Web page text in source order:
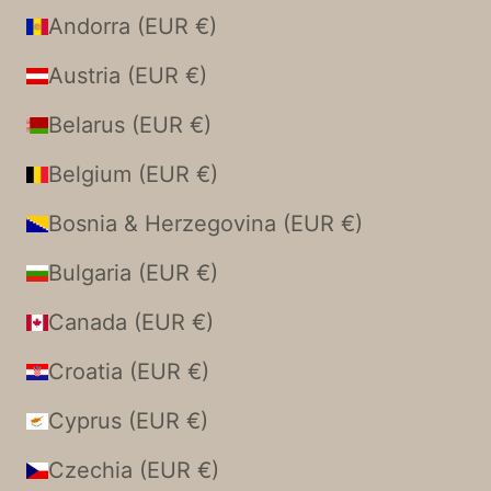
Andorra (EUR €)
Austria (EUR €)
Belarus (EUR €)
Belgium (EUR €)
Bosnia & Herzegovina (EUR €)
Bulgaria (EUR €)
Canada (EUR €)
Croatia (EUR €)
Cyprus (EUR €)
Czechia (EUR €)